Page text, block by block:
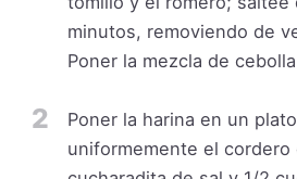
minutos, removiendo de
Poner la mezcla de
2
Poner la harina en un
uniformemente el cordero